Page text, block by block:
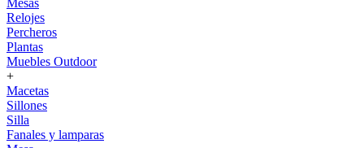
Mesas
Relojes
Percheros
Plantas
Muebles Outdoor
+
Macetas
Sillones
Silla
Fanales y lamparas